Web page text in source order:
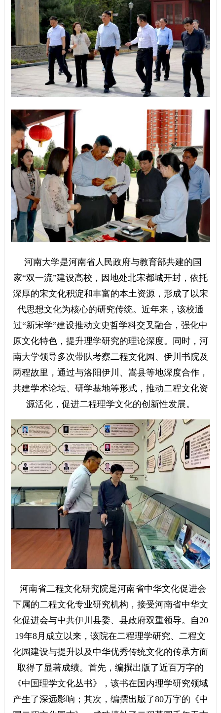
河南大学是河南省人民政府与教育部共建的国
家“双一流”建设高校，因地处北宋都城开封，依托
深厚的宋文化积淀和丰富的本土资源，形成了以宋
代思想文化为核心的研究传统。近年来，该校通
过“新宋学”建设推动文史哲学科交叉融合，强化中
原文化特色，提升理学研究的理论深度。同时，河
南大学领导多次带队考察二程文化园、伊川书院及
两程故里，通过与洛阳伊川、嵩县等地深度合作，
共建学术论坛、研学基地等形式，推动二程文化资
源活化，促进二程理学文化的创新性发展。
河南省二程文化研究院是河南省中华文化促进会
下属的二程文化专业研究机构，接受河南省中华文
化促进会与中共伊川县委、县政府双重领导。自20
19年8月成立以来，该院在二程理学研究、二程文
化园建设与提升以及中华优秀传统文化的传承方面
取得了显著成绩。首先，编撰出版了近百万字的
《中国理学文化丛书》，该书在国内理学研究领域
产生了深远影响；其次，编撰出版了80万字的《中